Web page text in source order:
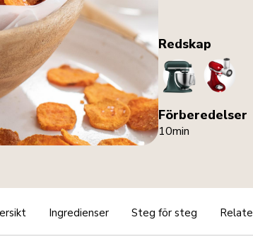
Redskap
StandMixer
Förberedelser
10min
Ingredienser Steg för steg